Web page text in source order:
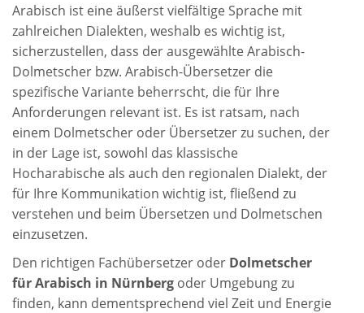
Arabisch ist eine äußerst vielfältige Sprache mit
zahlreichen Dialekten, weshalb es wichtig ist,
sicherzustellen, dass der ausgewählte Arabisch-
Dolmetscher bzw. Arabisch-Übersetzer die
spezifische Variante beherrscht, die für Ihre
Anforderungen relevant ist. Es ist ratsam, nach
einem Dolmetscher oder Übersetzer zu suchen, der
in der Lage ist, sowohl das klassische
Hocharabische als auch den regionalen Dialekt, der
für Ihre Kommunikation wichtig ist, fließend zu
verstehen und beim Übersetzen und Dolmetschen
einzusetzen.
Den richtigen Fachübersetzer oder Dolmetscher
für Arabisch in Nürnberg oder Umgebung zu
finden, kann dementsprechend viel Zeit und Energie